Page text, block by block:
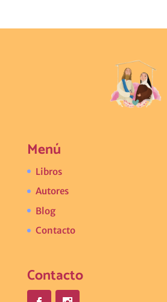
Menú
Libros
Autores
Blog
Contacto
Contacto